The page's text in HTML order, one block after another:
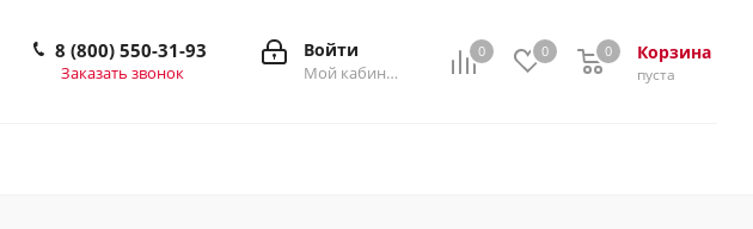
0 0 Корзина
0
пуста
0
Войти
Мой кабинет
8 (800) 550-31-93
Заказать звонок